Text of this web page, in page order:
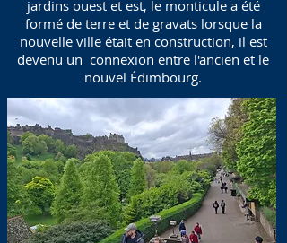
jardins ouest et est, le monticule a été
formé de terre et de gravats lorsque la
nouvelle ville était en construction, il est
devenu un connexion entre l'ancien et le
nouvel Édimbourg.